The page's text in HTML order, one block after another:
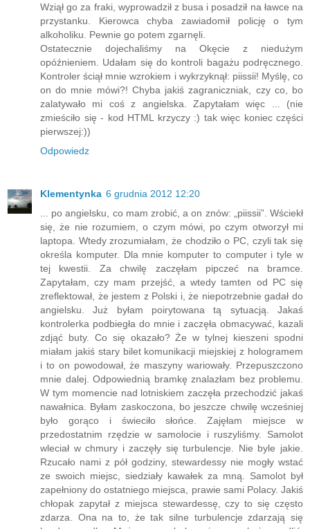
- Chol**a! Ja przez tego gościa spóźnię się na samolot!
Wziął go za fraki, wyprowadził z busa i posadził na ławce na
przystanku. Kierowca chyba zawiadomił policję o tym
alkoholiku. Pewnie go potem zgarnęli.
Ostatecznie dojechaliśmy na Okęcie z niedużym
opóźnieniem. Udałam się do kontroli bagażu podręcznego.
Kontroler ściął mnie wzrokiem i wykrzyknął: piissii! Myślę, co
on do mnie mówi?! Chyba jakiś zagraniczniak, czy co, bo
zalatywało mi coś z angielska. Zapytałam więc ... (nie
zmieściło się - kod HTML krzyczy :) tak więc koniec części
pierwszej:))
Klementynka
6 grudnia 2012 12:20
... po angielsku, co mam zrobić, a on znów: „piissii”. Wściekł
się, że nie rozumiem, o czym mówi, po czym otworzył mi
laptopa. Wtedy zrozumiałam, że chodziło o PC, czyli tak się
określa komputer. Dla mnie komputer to computer i tyle w
tej kwestii. Za chwilę zaczęłam pipczeć na bramce.
Zapytałam, czy mam przejść, a wtedy tamten od PC się
zreflektował, że jestem z Polski i, że niepotrzebnie gadał do
angielsku. Już byłam poirytowana tą sytuacją. Jakaś
kontrolerka podbiegła do mnie i zaczęła obmacywać, kazali
zdjąć buty. Co się okazało? Że w tylnej kieszeni spodni
miałam jakiś stary bilet komunikacji miejskiej z hologramem
i to on powodował, że maszyny wariowały. Przepuszczono
mnie dalej. Odpowiednią bramkę znalazłam bez problemu.
W tym momencie nad lotniskiem zaczęła przechodzić jakaś
nawałnica. Byłam zaskoczona, bo jeszcze chwilę wcześniej
było gorąco i świeciło słońce. Zajęłam miejsce w
przedostatnim rzędzie w samolocie i ruszyliśmy. Samolot
wleciał w chmury i zaczęły się turbulencje. Nie byle jakie.
Rzucało nami z pół godziny, stewardessy nie mogły wstać
ze swoich miejsc, siedziały kawałek za mną. Samolot był
zapełniony do ostatniego miejsca, prawie sami Polacy. Jakiś
chłopak zapytał z miejsca stewardessę, czy to się często